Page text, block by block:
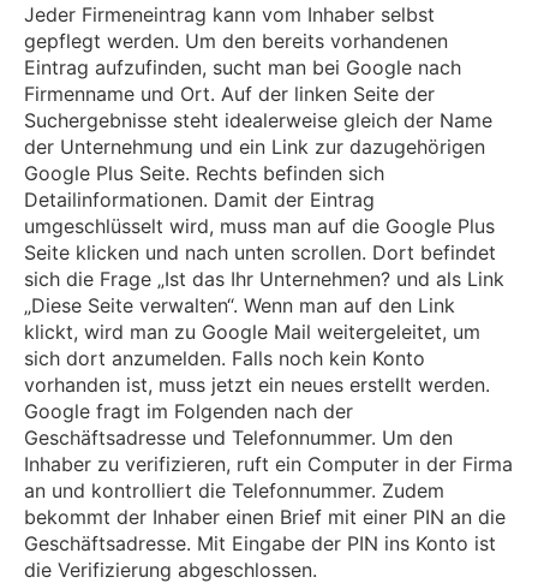
Jeder Firmeneintrag kann vom Inhaber selbst
gepflegt werden. Um den bereits vorhandenen
Eintrag aufzufinden, sucht man bei Google nach
Firmenname und Ort. Auf der linken Seite der
Suchergebnisse steht idealerweise gleich der Name
der Unternehmung und ein Link zur dazugehörigen
Google Plus Seite. Rechts befinden sich
Detailinformationen. Damit der Eintrag
umgeschlüsselt wird, muss man auf die Google Plus
Seite klicken und nach unten scrollen. Dort befindet
sich die Frage „Ist das Ihr Unternehmen? und als Link
„Diese Seite verwalten“. Wenn man auf den Link
klickt, wird man zu Google Mail weitergeleitet, um
sich dort anzumelden. Falls noch kein Konto
vorhanden ist, muss jetzt ein neues erstellt werden.
Google fragt im Folgenden nach der
Geschäftsadresse und Telefonnummer. Um den
Inhaber zu verifizieren, ruft ein Computer in der Firma
an und kontrolliert die Telefonnummer. Zudem
bekommt der Inhaber einen Brief mit einer PIN an die
Geschäftsadresse. Mit Eingabe der PIN ins Konto ist
die Verifizierung abgeschlossen.